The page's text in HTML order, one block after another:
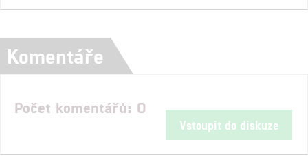
Komentáře
Počet komentářů: 0
Vstoupit do diskuze